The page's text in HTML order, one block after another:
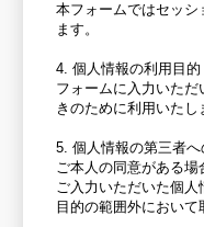
本フォームではセッ
ます。
4. 個人情報の利用目的
フォームに入力いた
きのために利用いたし
5. 個人情報の第三者
ご本人の同意がある場
ご入力いただいた個
目的の範囲外において